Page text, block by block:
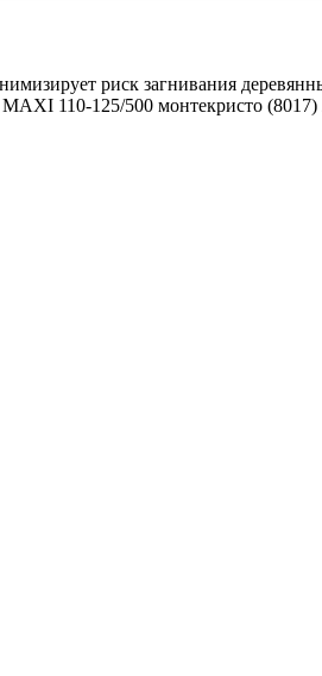
риск загнивания
110-125/500 монтекристо (8017)